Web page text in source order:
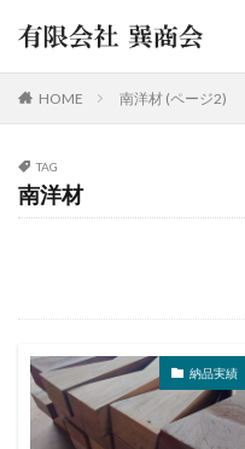
HOME 南洋材 (ページ2)
TAG
南洋材
納品実績